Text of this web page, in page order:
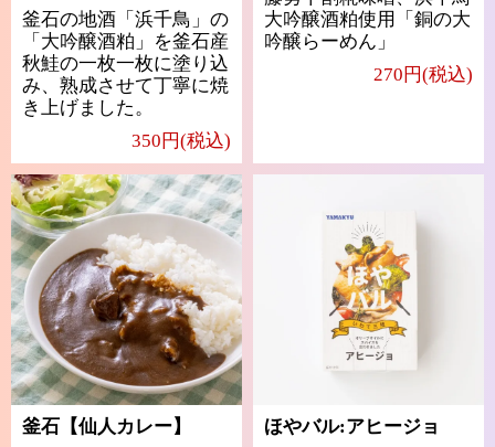
釜石の地酒「浜千鳥」の
「大吟醸酒粕」を釜石産
秋鮭の一枚一枚に塗り込
み、熟成させて丁寧に焼
き上げました。
350円(税込)
大吟醸酒粕使用「銅の大
吟醸らーめん」
270円(税込)
釜石【仙人カレー】
ほやバル:アヒージョ